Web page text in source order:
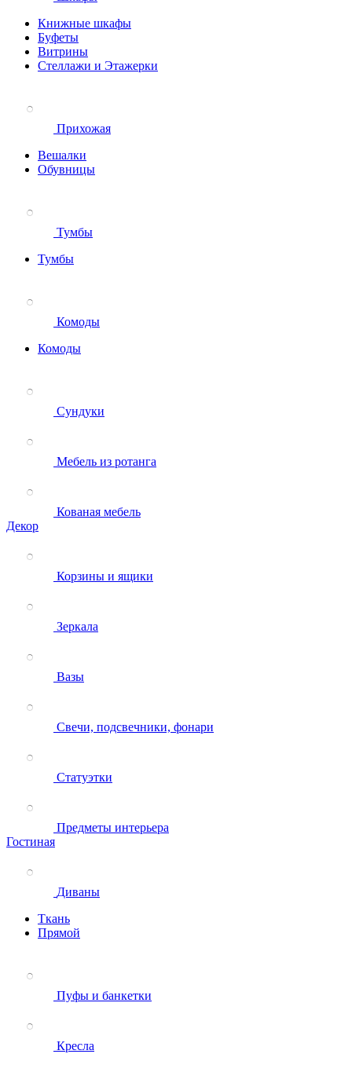
Книжные шкафы
Буфеты
Витрины
Стеллажи и Этажерки
Прихожая
Вешалки
Обувницы
Тумбы
Тумбы
Комоды
Комоды
Сундуки
Мебель из ротанга
Кованая мебель
Декор
Корзины и ящики
Зеркала
Вазы
Свечи, подсвечники, фонари
Статуэтки
Предметы интерьера
Гостиная
Диваны
Ткань
Прямой
Пуфы и банкетки
Кресла